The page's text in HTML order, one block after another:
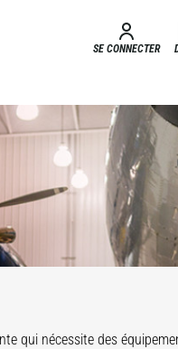
SE CONNECTER
qui nécessite des